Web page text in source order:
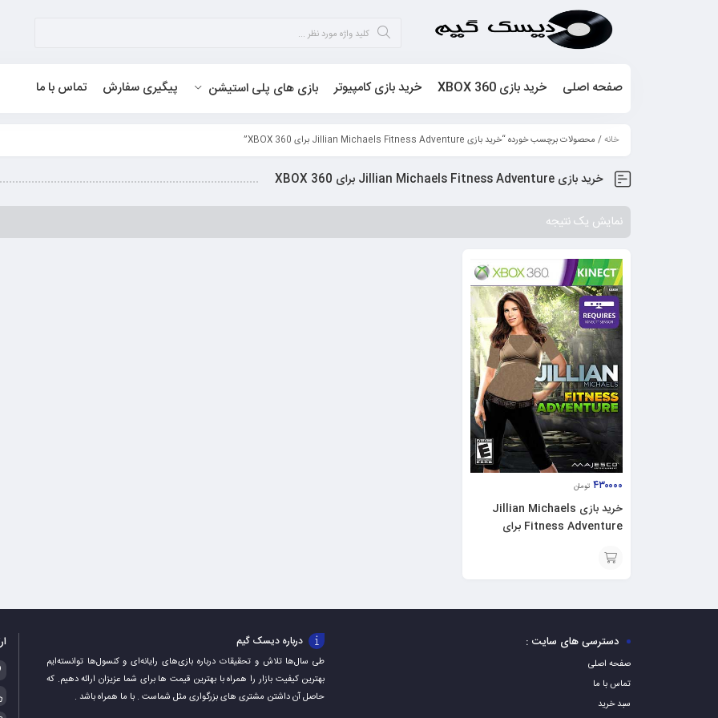
صفحه اصلی خرید بازی XBOX 360 خرید بازی کامپیوتر بازی های پلی استیشن پیگیری سفارش تماس با ما
خانه/ محصولات برچسب خورده “خرید بازی Jillian Michaels Fitness Adventure برای XBOX 360”
خرید بازی Jillian Michaels Fitness Adventure برای XBOX 360
نمایش یک نتیجه
۴۳۰۰۰۰ تومان
خرید بازی Jillian Michaels
Fitness Adventure برای
به
دسترسی های سایت :
صفحه اصلی
تماس با ما
سبد خرید
درباره دیسک گیم
طی سال‌ها تلاش و تحقیقات درباره بازی‌های رایانه‌ای و کنسول‌ها توانسته‌ایم
بهترین کیفیت بازار را همراه با بهترین قیمت ها برای شما عزیزان ارائه دهیم. که
حاصل آن داشتن مشتری های بزرگواری مثل شماست . با ما همراه باشد .